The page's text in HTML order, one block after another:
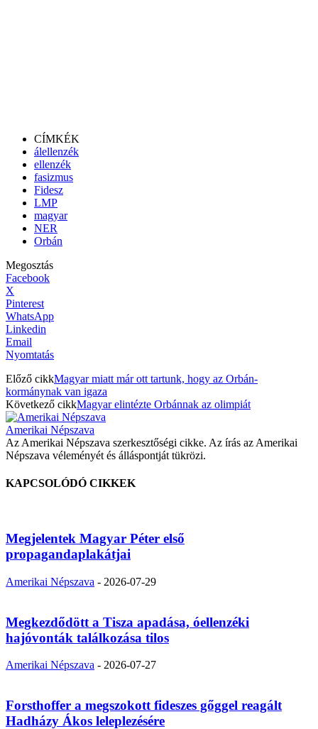
CÍMKÉK
álellenzék
ellenzék
fasizmus
Fidesz
LMP
magyar
NER
Orbán
Megosztás
Facebook
X
Pinterest
WhatsApp
Linkedin
Email
Nyomtatás
Előző cikkMagyar miatt már ott tartunk, hogy az Orbán-
kormánynak van igaza
Következő cikkMagyar elintézte Orbánnak az olimpiát
Amerikai Népszava
Az Amerikai Népszava szerkesztőségi cikke. Az írás az Amerikai
Népszava véleményét és álláspontját tükrözi.
KAPCSOLÓDÓ CIKKEK
Megjelentek Magyar Péter első
propagandaplakátjai
Amerikai Népszava - 2026-07-29
Megkezdődött a Tisza apadása, óellenzéki
hajóvonták találkozása tilos
Amerikai Népszava - 2026-07-27
Forsthoffer a megszokott fideszes gőggel reagált
Hadházy Ákos leleplezésére